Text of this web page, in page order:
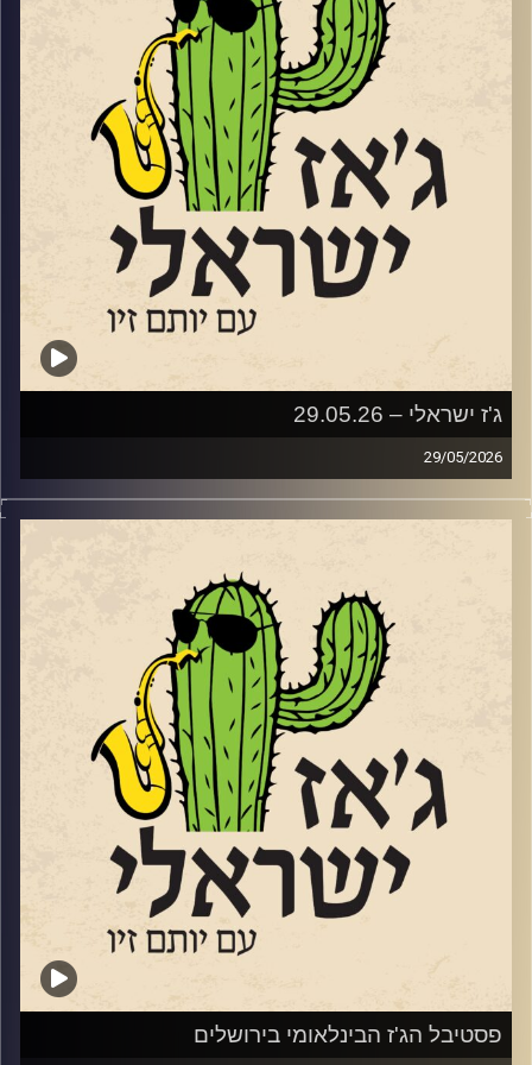
משנת 1960. נועה תופיע בתחילת יולי בשני מופעים בהפקת
קהילת הג'ז הישראלית שמוביל ברק וייס. הראשון יהיה מחווה
ל"גבירתי הנאווה"
והשני לסיפור "הפרברים"
שוחחנו איתה על תהליך היצירה, על המוזיקה שלה על התוכניות
קרדיט תמונות: רותם בר-אילן
ג'ז ישראלי – 29.05.26
29/05/2026
השבוע בג'ז ישראלי
https://live.tickchak.co.il/hkYxOYkno
של להבים. פסטיבל משובח ומגוון שמובילה אורלי שטרן
המנהלת האומנותית של מועדון הג'ז המקומי. שוחחנו עם אורלי
על הפסטיבל ועל אתגרי הג'ז בדרום.
הפסטיבל יארח כמה ממוזיקאי הג'ז הבולטים של ישראל,
לרבות: עומרי מור, גיא מינטוס, מתן קליין, שי זלמן, קווינטה
אנסמבל ועוד. בפסטיבל ישולבו גם הופעות של הרכבים
צעירים מכל רחבי הארץ. בין היתר יופיעו: הביג בנד של עומר,
שמשלב נגנים צעירים מצטיינים, עם בוגרים ומוריהם. ההרכב
של תלמה ילין בגבעתיים (יחוזק עם מתופף מנתיבות), רביעיית
גלעד אהרון מעמק האלה והרכב צעיר מקונסרבטוריון שטריקר
בתל אביב. הכניסה לכל הופעות ההרכבים הצעירים – חופשית,
כמיטב המסורת של פסטיבל הג'אז בלהבים.
בסוף השבוע הבא, 4-6.6 תתקיים המדורה השמינית של
פסטיבל ניו אורלינס
פסטיבל הג'ז הבינלאומי בירושלים